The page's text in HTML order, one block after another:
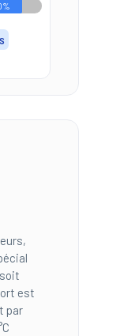
est
par